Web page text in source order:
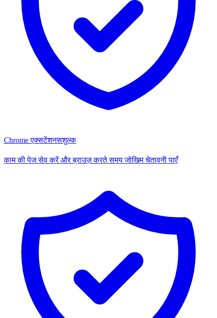
Chrome एक्सटेंशनसशुल्क
काम की पेज सेव करें और ब्राउज़ करते समय जोखिम चेतावनी पाएँ